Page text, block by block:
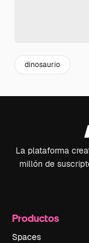
dinosaurio
La plataforma
millón de
Productos
Spaces